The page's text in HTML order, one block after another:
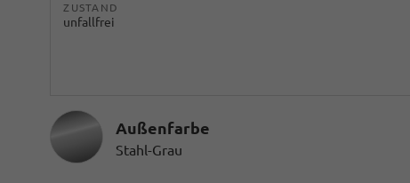
ZUSTAND
unfallfrei
Außenfarbe
Stahl-Grau